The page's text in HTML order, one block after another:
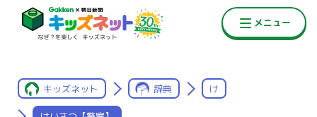
キッズネット 辞典 け